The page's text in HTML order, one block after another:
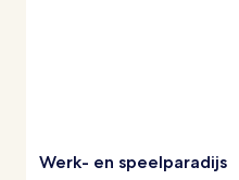
Werk- en speelparadijs